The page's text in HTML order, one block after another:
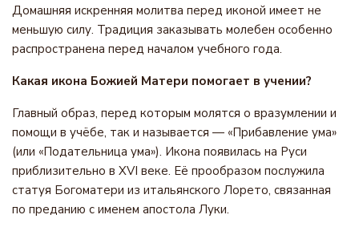
Домашняя искренняя молитва перед иконой имеет не
меньшую силу. Традиция заказывать молебен особенно
распространена перед началом учебного года.
Какая икона Божией Матери помогает в учении?
Главный образ, перед которым молятся о вразумлении и
помощи в учёбе, так и называется — «Прибавление ума»
(или «Подательница ума»). Икона появилась на Руси
приблизительно в XVI веке. Её прообразом послужила
статуя Богоматери из итальянского Лорето, связанная
по преданию с именем апостола Луки.